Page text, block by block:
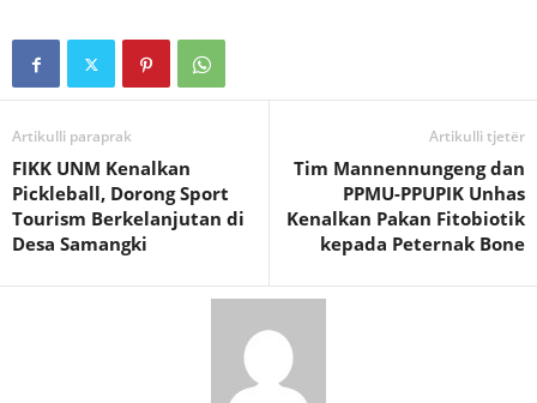
Artikulli paraprak
FIKK UNM Kenalkan
Pickleball, Dorong Sport
Tourism Berkelanjutan di
Desa Samangki
Artikulli tjetër
Tim Mannennungeng dan
PPMU-PPUPIK Unhas
Kenalkan Pakan Fitobiotik
kepada Peternak Bone